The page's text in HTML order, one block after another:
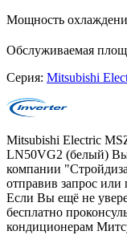
Мощность
Обслуживаемая
Серия: Mitsubishi
Mitsubishi Electric
LN50VG2 (белый)
компании
отправив запрос
Если Вы ещё не
бесплатно
кондиционерам